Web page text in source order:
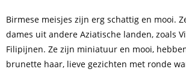
Birmese meisjes zijn erg schattig en mooi.
dames uit andere Aziatische landen, zoals
Filipijnen. Ze zijn miniatuur en mooi,
brunette haar, lieve gezichten met ronde